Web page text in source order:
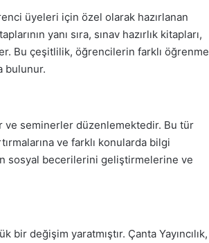
üyeleri için özel olarak hazırlanan
yanı sıra, sınav hazırlık kitapları,
Bu çeşitlilik, öğrencilerin farklı öğrenme
bulunur.
ve seminerler düzenlemektedir. Bu tür
ve farklı konularda bilgi
sosyal becerilerini geliştirmelerine ve
değişim yaratmıştır. Çanta Yayıncılık,